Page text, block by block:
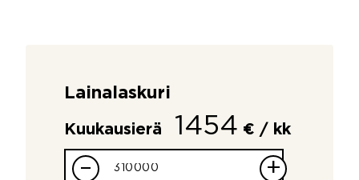
Lainalaskuri
Kuukausierä 1454 € / kk
– +